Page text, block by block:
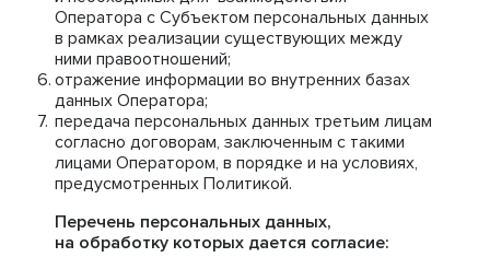
Оператора с Субъектом персональных данных
в рамках реализации существующих между
ними правоотношений;
отражение информации во внутренних базах
данных Оператора;
передача персональных данных третьим лицам
согласно договорам, заключенным с такими
лицами Оператором, в порядке и на условиях,
предусмотренных Политикой.
Перечень персональных данных,
на обработку которых дается согласие: